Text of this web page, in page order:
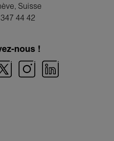
, Suisse
44 42
nous !